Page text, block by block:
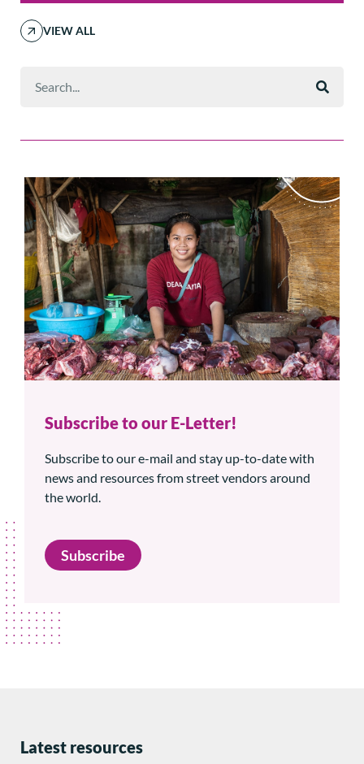
VIEW ALL
Subscribe to our E-Letter!
Subscribe to our e-mail and stay up-to-date with
news and resources from street vendors around
the world.
Subscribe
Latest resources